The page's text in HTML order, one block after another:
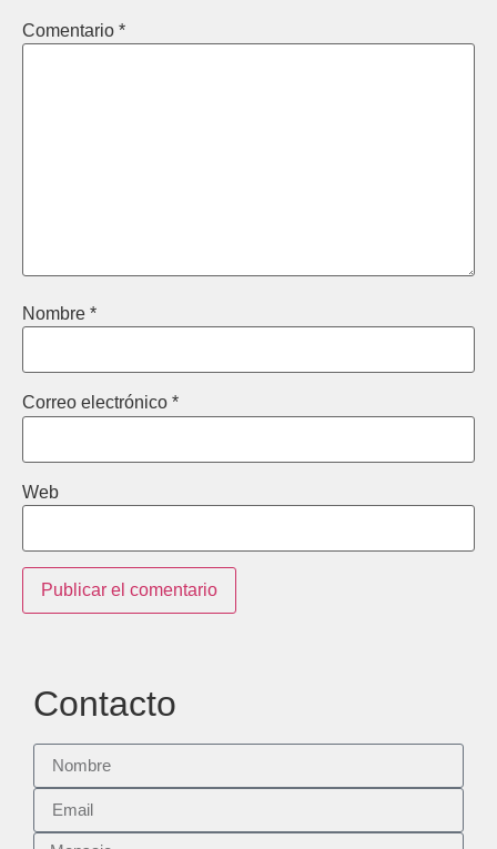
Comentario *
Nombre *
Correo electrónico *
Web
Contacto